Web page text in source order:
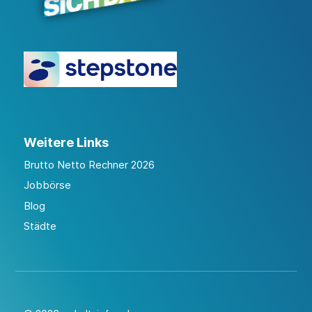
Weitere Links
Brutto Netto Rechner 2026
Jobbörse
Blog
Städte